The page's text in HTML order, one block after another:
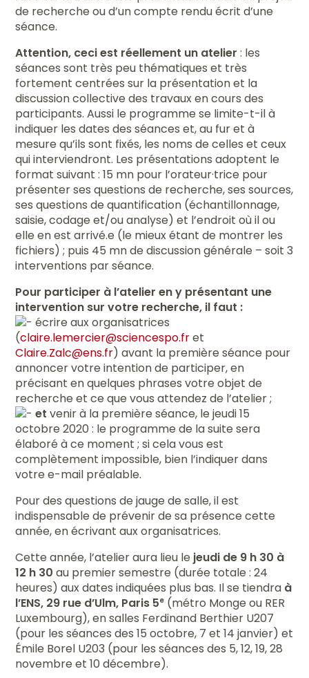
de recherche ou d’un compte rendu écrit d’une
séance.
Attention, ceci est réellement un atelier : les
séances sont très peu thématiques et très
fortement centrées sur la présentation et la
discussion collective des travaux en cours des
participants. Aussi le programme se limite-t-il à
indiquer les dates des séances et, au fur et à
mesure qu’ils sont fixés, les noms de celles et ceux
qui interviendront. Les présentations adoptent le
format suivant : 15 mn pour l’orateur·trice pour
présenter ses questions de recherche, ses sources,
ses questions de quantification (échantillonnage,
saisie, codage et/ou analyse) et l’endroit où il ou
elle en est arrivé.e (le mieux étant de montrer les
fichiers) ; puis 45 mn de discussion générale – soit 3
interventions par séance.
Pour participer à l’atelier en y présentant une
intervention sur votre recherche, il faut :
écrire aux organisatrices
(claire.lemercier@sciencespo.fret
Claire.Zalc@ens.fr) avant la première séance pour
annoncer votre intention de participer, en
précisant en quelques phrases votre objet de
recherche et ce que vous attendez de l’atelier ;
etvenir à la première séance, le jeudi 15
octobre 2020 : le programme de la suite sera
élaboré à ce moment ; si cela vous est
complètement impossible, bien l’indiquer dans
votre e-mail préalable.
Pour des questions de jauge de salle, il est
indispensable de prévenir de sa présence cette
année, en écrivant aux organisatrices.
Cette année, l’atelier aura lieu le jeudi de 9 h 30 à
12 h 30au premier semestre (durée totale : 24
heures) aux dates indiquées plus bas. Il se tiendra à
l’ENS, 29 rue d’Ulm, Paris 5e (métro Monge ou RER
Luxembourg), en salles Ferdinand Berthier U207
(pour les séances des 15 octobre, 7 et 14 janvier) et
Émile Borel U203 (pour les séances des 5, 12, 19, 28
novembre et 10 décembre).